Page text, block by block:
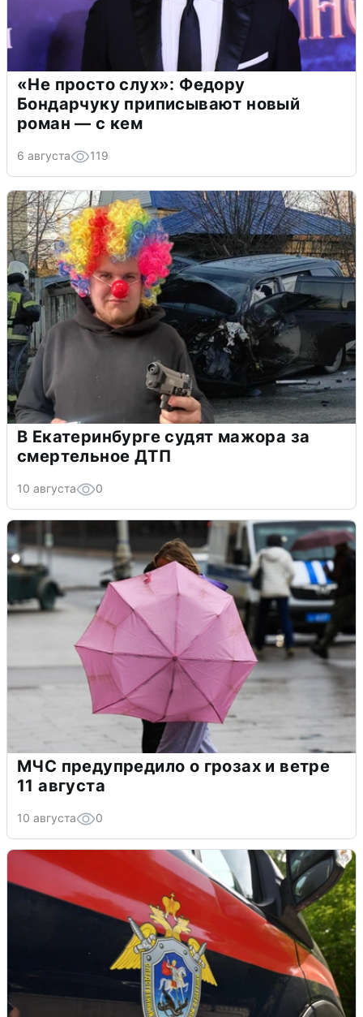
«Не просто слух»: Федору
Бондарчуку приписывают новый
роман — с кем
6 августа 119
В Екатеринбурге судят мажора за
смертельное ДТП
10 августа 0
МЧС предупредило о грозах и ветре
11 августа
10 августа 0